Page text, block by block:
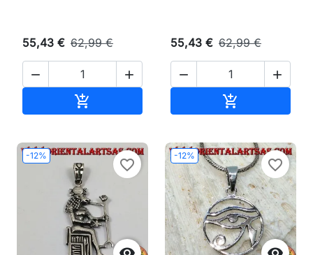
55,43 € 62,99 €
 

55,43 € 62,99 €
 

-12%
favorite_border
-12%
favorite_border